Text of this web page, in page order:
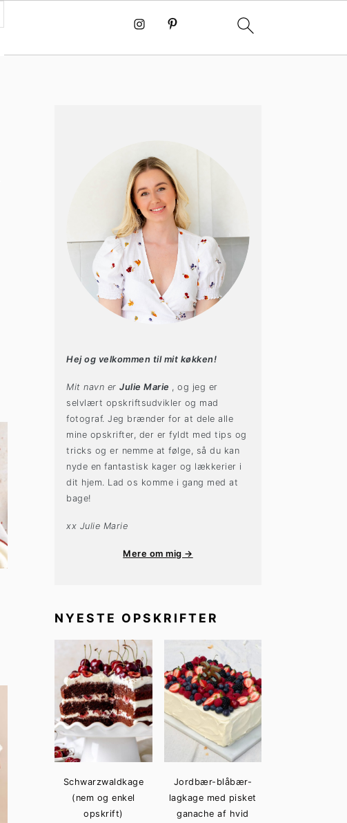
Hej og velkommen til mit køkken!
Mit navn er Julie Marie , og jeg er
selvlært opskriftsudvikler og mad
fotograf. Jeg brænder for at dele alle
mine opskrifter, der er fyldt med tips og
tricks og er nemme at følge, så du kan
nyde en fantastisk kager og lækkerier i
dit hjem. Lad os komme i gang med at
bage!
xx Julie Marie
Mere om mig →
NYESTE OPSKRIFTER
Schwarzwaldkage
(nem og enkel
opskrift)
Jordbær-blåbær-
lagkage med pisket
ganache af hvid